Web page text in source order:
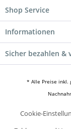
Shop Service
Informationen
Sicher bezahlen &
* Alle Preise inkl.
Cookie-